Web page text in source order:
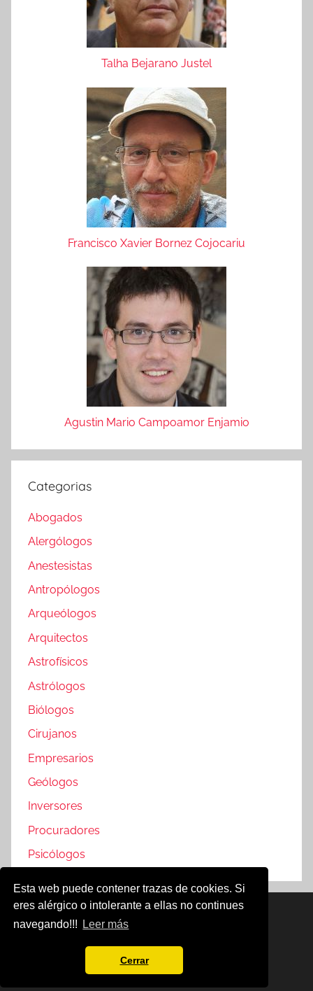
Esta web puede contener trazas de cookies. Si
eres alérgico o intolerante a ellas no continues
navegando!!!
Leer más
Cerrar
Talha Bejarano Justel
Francisco Xavier Bornez Cojocariu
Agustin Mario Campoamor Enjamio
Categorias
Abogados
Alergólogos
Anestesistas
Antropólogos
Arqueólogos
Arquitectos
Astrofísicos
Astrólogos
Biólogos
Cirujanos
Empresarios
Geólogos
Inversores
Procuradores
Psicólogos
Famosos @2019
Política de Cookies